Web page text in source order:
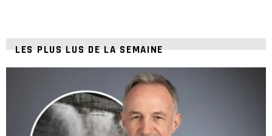
LES PLUS LUS DE LA SEMAINE